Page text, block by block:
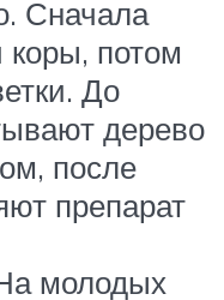
Сначала
коры, потом
До
дерево
после
препарат
молодых